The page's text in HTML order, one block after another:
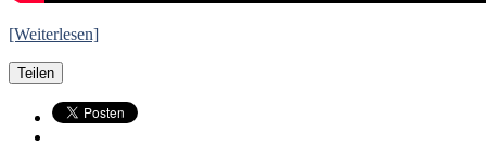
[Weiterlesen]
Teilen